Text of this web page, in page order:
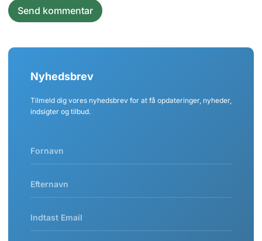
Nyhedsbrev
Tilmeld dig vores nyhedsbrev for at få opdateringer, nyheder,
indsigter og tilbud.